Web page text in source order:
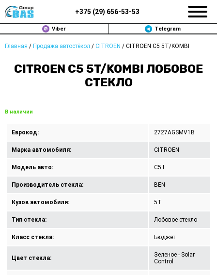
+375 (29) 656-53-53
Viber Telegram
Главная / Продажа автостёкол / CITROEN / CITROEN C5 5T/KOMBI
CITROEN C5 5T/KOMBI ЛОБОВОЕ
СТЕКЛО
В наличии
Еврокод: 2727AGSMV1B
Марка автомобиля: CITROEN
Модель авто: C5 I
Производитель стекла: BEN
Кузов автомобиля: 5T
Тип стекла: Лобовое стекло
Класс стекла: Бюджет
Цвет стекла:
Зеленое - Solar
Control
ЗАМЕНА АВТОСТЕКОЛ В МИНСКЕ
ПРОДАЖА АВТОСТЁКОЛ
КОНТАКТЫ
ПОЛИТИКА КОНФИДЕНЦИАЛЬНОСТИ